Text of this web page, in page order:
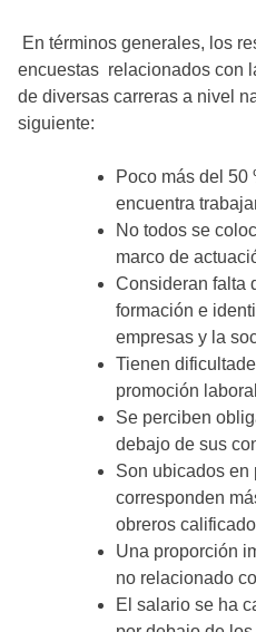
En términos generales, los
encuestas relacionados con
de diversas carreras a nivel
siguiente:
Poco más del 50
encuentra
No todos se
marco de
Consideran falta
formación e
empresas y la
Tienen
promoción
Se perciben
debajo de sus
Son ubicados en
corresponden
obreros
Una proporción
no relacionado
El salario se ha